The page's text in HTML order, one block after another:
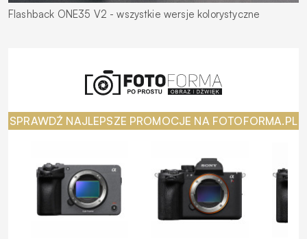
Flashback ONE35 V2 - wszystkie wersje kolorystyczne
SPRAWDŹ NAJLEPSZE PROMOCJE NA FOTOFORMA.PL